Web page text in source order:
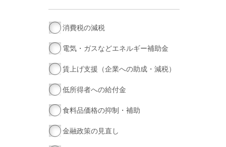
消費税の減税
電気・ガスなどエネルギー補助金
賃上げ支援（企業への助成・減税）
低所得者への給付金
食料品価格の抑制・補助
金融政策の見直し